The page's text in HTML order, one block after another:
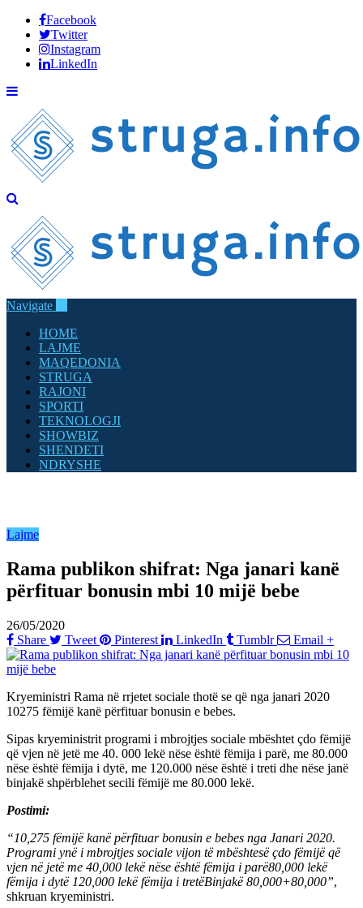
Facebook
Twitter
Instagram
LinkedIn
Navigate
HOME
LAJME
MAQEDONIA
STRUGA
RAJONI
SPORTI
TEKNOLOGJI
SHOWBIZ
SHENDETI
NDRYSHE
Lajme
Rama publikon shifrat: Nga janari kanë
përfituar bonusin mbi 10 mijë bebe
26/05/2020
Share
Tweet Pinterest LinkedIn Tumblr Email +
Kryeministri Rama në rrjetet sociale thotë se që nga janari 2020
10275 fëmijë kanë përfituar bonusin e bebes.
Sipas kryeministrit programi i mbrojtjes sociale mbështet çdo fëmijë
që vjen në jetë me 40. 000 lekë nëse është fëmija i parë, me 80.000
nëse është fëmija i dytë, me 120.000 nëse është i treti dhe nëse janë
binjakë shpërblehet secili fëmijë me 80.000 lekë.
Postimi:
“10,275 fëmijëkanë përfituar bonusin e bebes nga Janari 2020.
Programi ynë i mbrojtjes sociale vijon të mbështesë çdo fëmijë që
vjen në jetë me 40,000 lekë nëse është fëmija i parë80,000 lekë
fëmija i dytë120,000 lekë fëmija i tretëBinjakë 80,000+80,000”,
shkruan kryeministri.